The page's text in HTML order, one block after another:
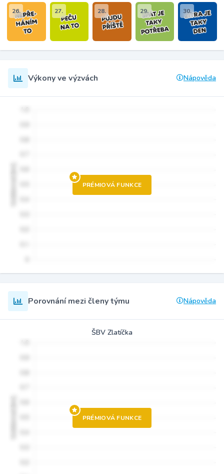
26. 27. 28. 29. 30.
Výkony ve výzvách Nápověda
PRÉMIOVÁ FUNKCE
Porovnání mezi členy týmu Nápověda
ŠBV Zlatíčka
PRÉMIOVÁ FUNKCE